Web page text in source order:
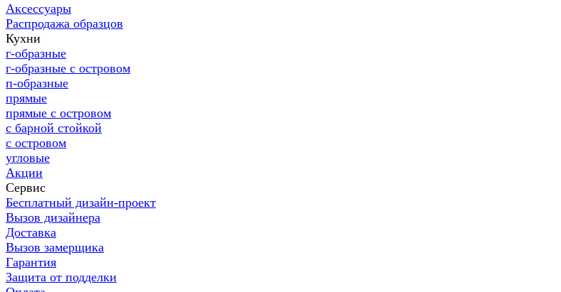
Аксессуары
Распродажа образцов
Кухни
г-образные
г-образные с островом
п-образные
прямые
прямые с островом
с барной стойкой
с островом
угловые
Акции
Сервис
Бесплатный дизайн-проект
Вызов дизайнера
Доставка
Вызов замерщика
Гарантия
Защита от подделки